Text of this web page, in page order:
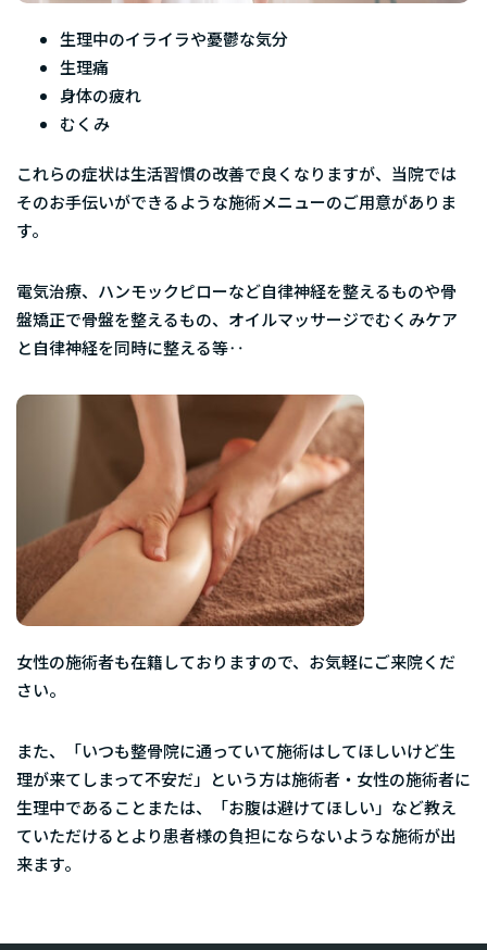
生理中のイライラや憂鬱な気分
生理痛
身体の疲れ
むくみ
これらの症状は生活習慣の改善で良くなりますが、当院では
そのお手伝いができるような施術メニューのご用意がありま
す。
電気治療、ハンモックピローなど自律神経を整えるものや骨
盤矯正で骨盤を整えるもの、オイルマッサージでむくみケア
と自律神経を同時に整える等‥
女性の施術者も在籍しておりますので、お気軽にご来院くだ
さい。
また、「いつも整骨院に通っていて施術はしてほしいけど生
理が来てしまって不安だ」という方は施術者・女性の施術者に
生理中であることまたは、「お腹は避けてほしい」など教え
ていただけるとより患者様の負担にならないような施術が出
来ます。